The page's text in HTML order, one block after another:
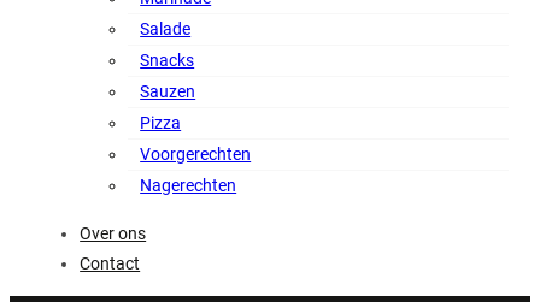
Salade
Snacks
Sauzen
Pizza
Voorgerechten
Nagerechten
Over ons
Contact